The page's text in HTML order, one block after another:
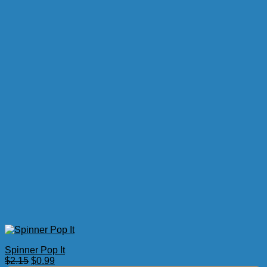
Spinner Pop It
$2.15 El
$0.99